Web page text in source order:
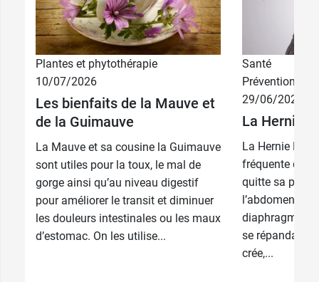
Plantes et phytothérapie
10/07/2026
Les bienfaits de la Mauve et
de la Guimauve
La Mauve et sa cousine la Guimauve
sont utiles pour la toux, le mal de
gorge ainsi qu’au niveau digestif
pour améliorer le transit et diminuer
les douleurs intestinales ou les maux
d’estomac. On les utilise...
Santé
Prévention
29/06/2026
La Hernie
La Hernie
fréquente de
quitte sa
l’abdomen
diaphragme.
se répandant
crée,...